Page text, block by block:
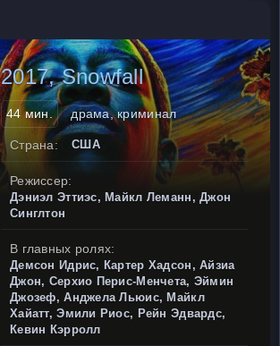
2017, Snowfall
44 мин. драма, криминал
Страна: США
Режиссер:
Дэниэл Эттиэс, Майкл Леманн, Джон
Синглтон
В главных ролях:
Демсон Идрис, Картер Хадсон, Айзиа
Джон, Серхио Перис-Менчета, Эймин
Джозеф, Анджела Льюис, Майкл
Хайатт, Эмили Риос, Рейн Эдвардс,
Кевин Кэрролл